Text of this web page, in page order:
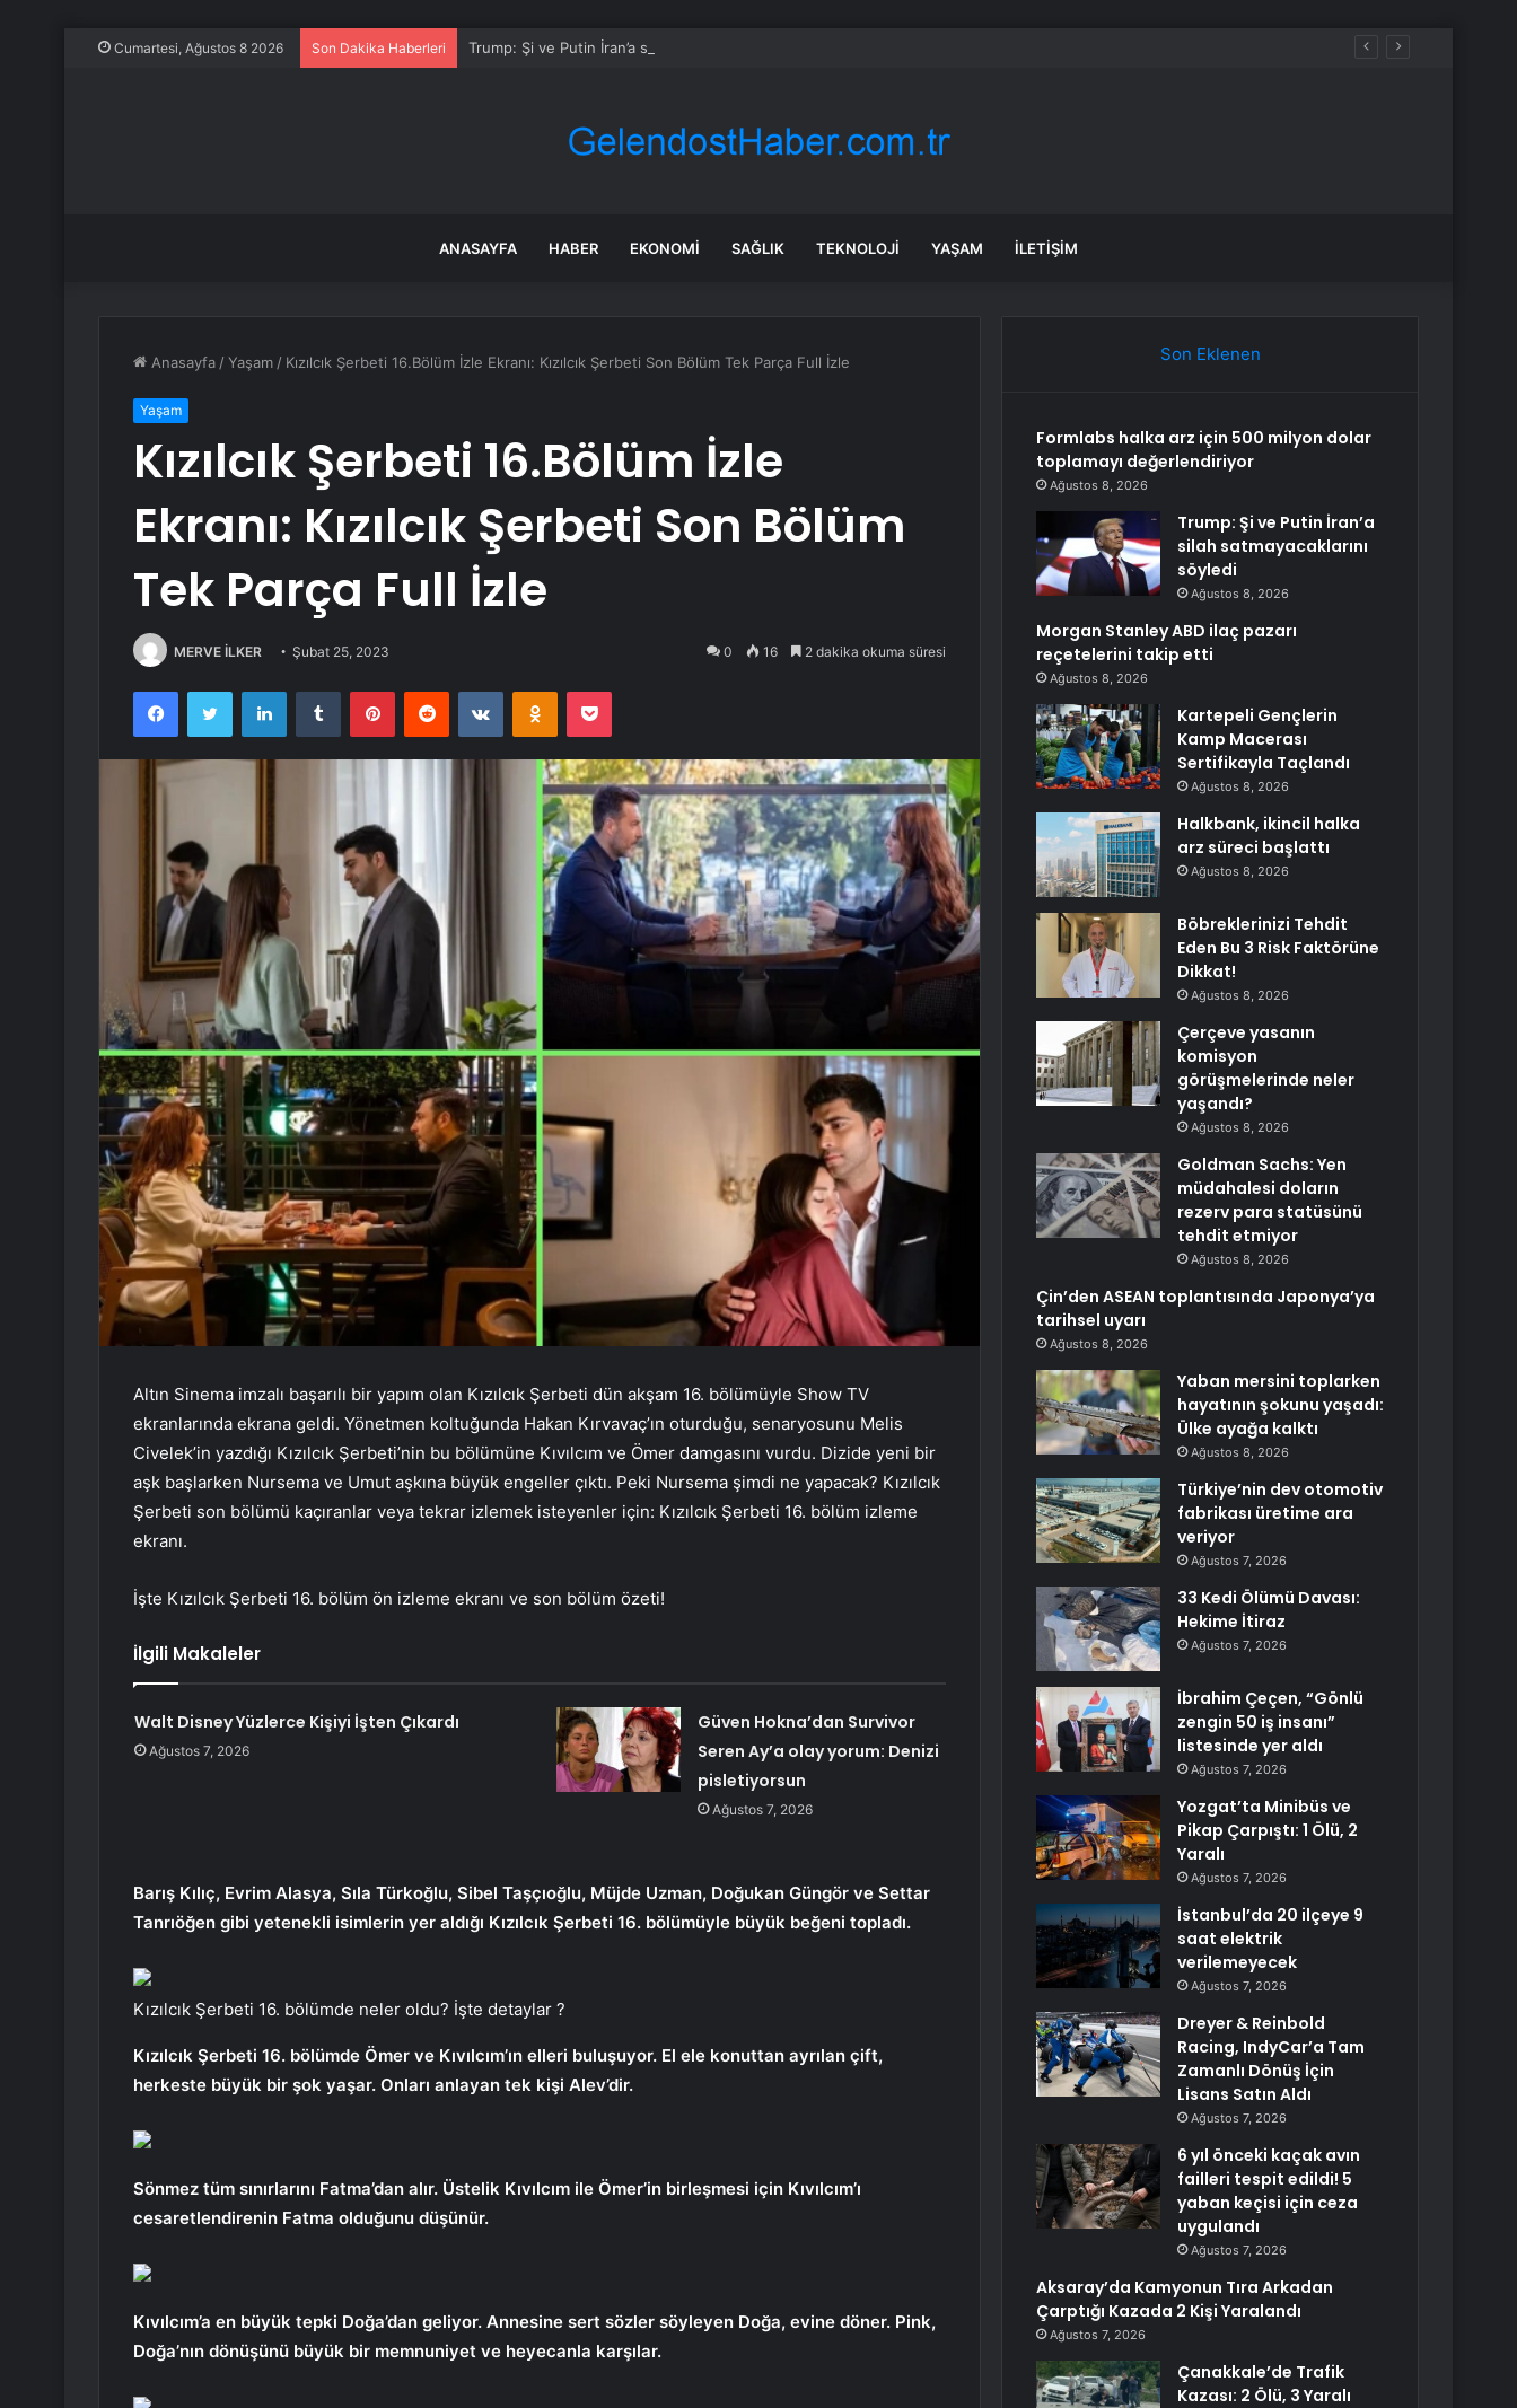
Cumartesi, Ağustos 8 2026 Son Dakika Haberleri Trump: Şi ve Putin İran’a silah satmayacaklarını söyledi
ANASAYFA HABER EKONOMI SAĞLIK TEKNOLOJI YAŞAM İLETIŞIM
Anasayfa /Yaşam / Kızılcık Şerbeti 16.Bölüm İzle Ekranı: Kızılcık Şerbeti Son Bölüm Tek Parça Full İzle
Yaşam
Kızılcık Şerbeti 16.Bölüm İzle
Ekranı: Kızılcık Şerbeti Son Bölüm
Tek Parça Full İzle
MERVE İLKER Şubat 25, 2023 0 16 2 dakika okuma süresi
FacebookTwitter LinkedInTumblr PinterestReddit VKontakteOdnoklassniki
Pocket
Altın Sinema imzalı başarılı bir yapım olan Kızılcık Şerbeti dün akşam 16. bölümüyle Show TV
ekranlarında ekrana geldi. Yönetmen koltuğunda Hakan Kırvavaç’ın oturduğu, senaryosunu Melis
Civelek’in yazdığı Kızılcık Şerbeti’nin bu bölümüne Kıvılcım ve Ömer damgasını vurdu. Dizide yeni bir
aşk başlarken Nursema ve Umut aşkına büyük engeller çıktı. Peki Nursema şimdi ne yapacak? Kızılcık
Şerbeti son bölümü kaçıranlar veya tekrar izlemek isteyenler için: Kızılcık Şerbeti 16. bölüm izleme
ekranı.
İşte Kızılcık Şerbeti 16. bölüm ön izleme ekranı ve son bölüm özeti!
İlgili Makaleler
Walt Disney Yüzlerce Kişiyi İşten Çıkardı
Ağustos 7, 2026
Güven Hokna’dan Survivor
Seren Ay’a olay yorum: Denizi
pisletiyorsun
Ağustos 7, 2026
Barış Kılıç, Evrim Alasya, Sıla Türkoğlu, Sibel Taşçıoğlu, Müjde Uzman, Doğukan Güngör ve Settar
Tanrıöğen gibi yetenekli isimlerin yer aldığı Kızılcık Şerbeti 16. bölümüyle büyük beğeni topladı.
Kızılcık Şerbeti 16. bölümde neler oldu? İşte detaylar ?
Kızılcık Şerbeti 16. bölümde Ömer ve Kıvılcım’ın elleri buluşuyor. El ele konuttan ayrılan çift,
herkeste büyük bir şok yaşar. Onları anlayan tek kişi Alev’dir.
Sönmez tüm sınırlarını Fatma’dan alır. Üstelik Kıvılcım ile Ömer’in birleşmesi için Kıvılcım’ı
cesaretlendirenin Fatma olduğunu düşünür.
Kıvılcım’a en büyük tepki Doğa’dan geliyor. Annesine sert sözler söyleyen Doğa, evine döner. Pink,
Doğa’nın dönüşünü büyük bir memnuniyet ve heyecanla karşılar.
Son Eklenen
Formlabs halka arz için 500 milyon dolar
toplamayı değerlendiriyor
Ağustos 8, 2026
Trump: Şi ve Putin İran’a
silah satmayacaklarını
söyledi
Ağustos 8, 2026
Morgan Stanley ABD ilaç pazarı
reçetelerini takip etti
Ağustos 8, 2026
Kartepeli Gençlerin
Kamp Macerası
Sertifikayla Taçlandı
Ağustos 8, 2026
Halkbank, ikincil halka
arz süreci başlattı
Ağustos 8, 2026
Böbreklerinizi Tehdit
Eden Bu 3 Risk Faktörüne
Dikkat!
Ağustos 8, 2026
Çerçeve yasanın
komisyon
görüşmelerinde neler
yaşandı?
Ağustos 8, 2026
Goldman Sachs: Yen
müdahalesi doların
rezerv para statüsünü
tehdit etmiyor
Ağustos 8, 2026
Çin’den ASEAN toplantısında Japonya’ya
tarihsel uyarı
Ağustos 8, 2026
Yaban mersini toplarken
hayatının şokunu yaşadı:
Ülke ayağa kalktı
Ağustos 8, 2026
Türkiye’nin dev otomotiv
fabrikası üretime ara
veriyor
Ağustos 7, 2026
33 Kedi Ölümü Davası:
Hekime İtiraz
Ağustos 7, 2026
İbrahim Çeçen, “Gönlü
zengin 50 iş insanı”
listesinde yer aldı
Ağustos 7, 2026
Yozgat’ta Minibüs ve
Pikap Çarpıştı: 1 Ölü, 2
Yaralı
Ağustos 7, 2026
İstanbul’da 20 ilçeye 9
saat elektrik
verilemeyecek
Ağustos 7, 2026
Dreyer & Reinbold
Racing, IndyCar’a Tam
Zamanlı Dönüş İçin
Lisans Satın Aldı
Ağustos 7, 2026
6 yıl önceki kaçak avın
failleri tespit edildi! 5
yaban keçisi için ceza
uygulandı
Ağustos 7, 2026
Aksaray’da Kamyonun Tıra Arkadan
Çarptığı Kazada 2 Kişi Yaralandı
Ağustos 7, 2026
Çanakkale’de Trafik
Kazası: 2 Ölü, 3 Yaralı